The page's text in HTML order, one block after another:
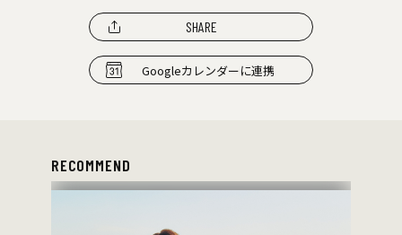
SHARE
Googleカレンダーに連携
RECOMMEND